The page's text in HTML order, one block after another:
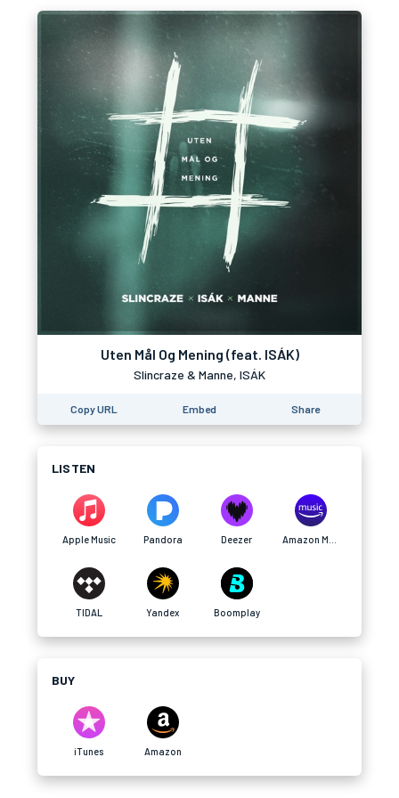
Uten Mål Og Mening (feat. ISÁK)
Slincraze & Manne, ISÁK
Copy URL Embed Share
LISTEN
Apple Music Pandora Deezer
TIDAL Yandex Boomplay
BUY
iTunes Amazon